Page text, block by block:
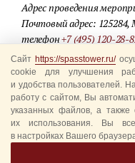
Для СМИ
Где купить билеты
Акции
Вопрос-ответ
Правила посещения
Уполномоченные
Адрес проведения
Почтовый адрес: 125284,
телефон+7 (495) 120-28-
info@spasstower.ru
© 2009-2025 Официальный
Разработка сайта —
Сайт https://spasstower.ru/
cookie для улучшения
и удобства пользователей.
работу с сайтом, Вы
указанных файлов, а также
их использования. Вы
в настройках Вашего